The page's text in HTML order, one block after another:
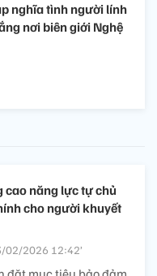
nghĩa tình người lính
nơi biên giới Nghệ
cao năng lực tự chủ
cho người khuyết
02/2026 12:42’